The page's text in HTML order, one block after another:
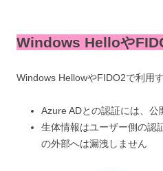
Windows Helloや
Windows HellowやFIDO2で利用
Azure ADとの認証には、公
生体情報はユーザー側の認
の外部へは漏洩しません